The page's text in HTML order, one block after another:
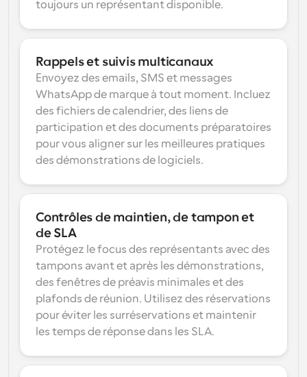
toujours un représentant disponible.
Rappels et suivis multicanaux
Envoyez des emails, SMS et messages
WhatsApp de marque à tout moment. Incluez
des fichiers de calendrier, des liens de
participation et des documents préparatoires
pour vous aligner sur les meilleures pratiques
des démonstrations de logiciels.
Contrôles de maintien, de tampon et
de SLA
Protégez le focus des représentants avec des
tampons avant et après les démonstrations,
des fenêtres de préavis minimales et des
plafonds de réunion. Utilisez des réservations
pour éviter les surréservations et maintenir
les temps de réponse dans les SLA.